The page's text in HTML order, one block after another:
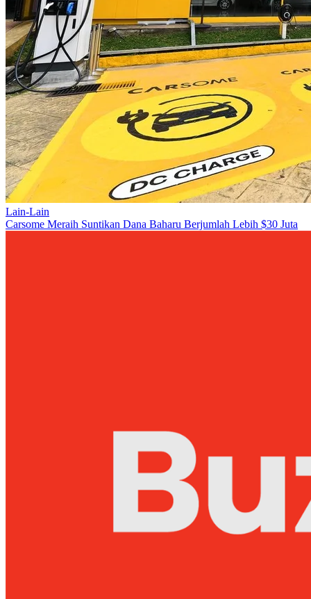
Lain-Lain
Carsome Meraih Suntikan Dana Baharu Berjumlah Lebih $30 Juta